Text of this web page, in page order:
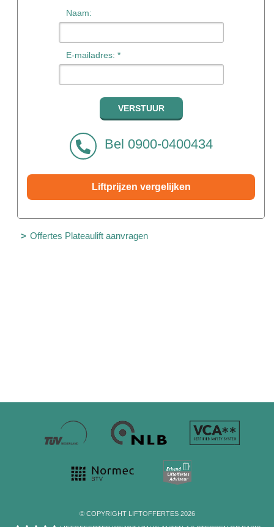
Naam:
E-mailadres: *
Bel 0900-0400434
Liftprijzen vergelijken
Offertes Plateaulift aanvragen
© COPYRIGHT LIFTOFFERTES 2026